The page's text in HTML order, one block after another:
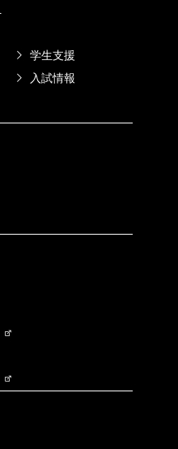
学生支援
入試情報